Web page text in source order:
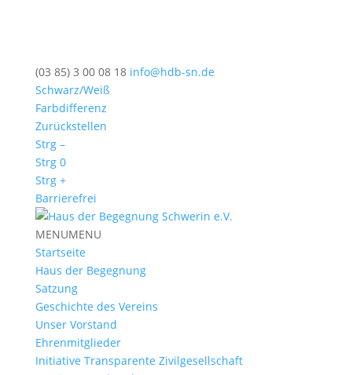
(03 85) 3 00 08 18 info@hdb-sn.de
Schwarz/Weiß
Farbdifferenz
Zurückstellen
Strg –
Strg 0
Strg +
Barrierefrei
MENUMENU
Startseite
Haus der Begegnung
Satzung
Geschichte des Vereins
Unser Vorstand
Ehrenmitglieder
Initiative Transparente Zivilgesellschaft